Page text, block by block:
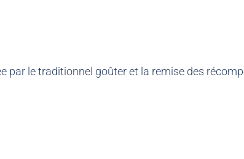
par le traditionnel goûter et la remise des